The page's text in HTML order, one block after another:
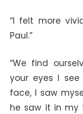
“I felt more
Paul.”
“We find
your eyes I
face, I saw
he saw it in